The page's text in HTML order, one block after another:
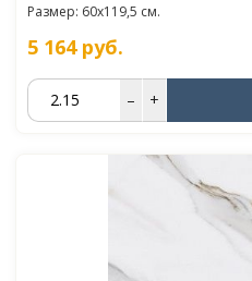
Размер: 60x119,5 см.
5 164руб.
– +